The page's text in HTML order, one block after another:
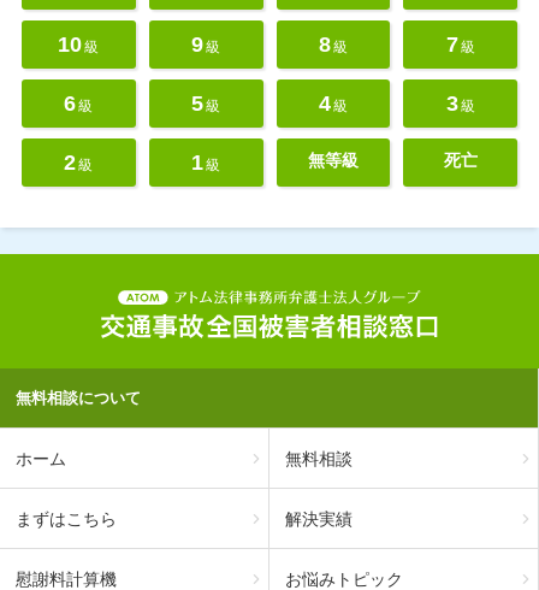
10級 9級 8級 7級
6級 5級 4級 3級
2級 1級 無等級 死亡
無料相談について
ホーム 無料相談
まずはこちら 解決実績
慰謝料計算機 お悩みトピック